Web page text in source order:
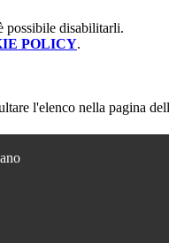
possibile disabilitarli.
POLICY.
l'elenco nella pagina